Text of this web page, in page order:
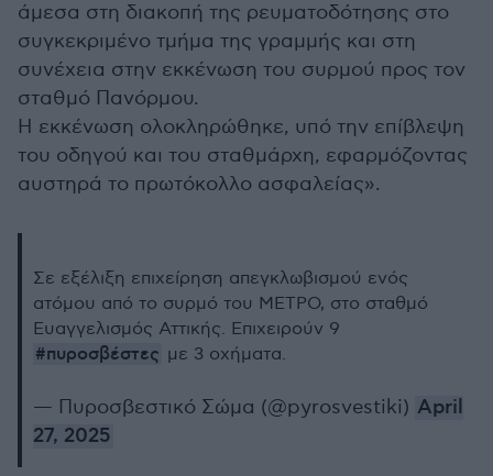
άμεσα στη διακοπή της ρευματοδότησης στο
συγκεκριμένο τμήμα της γραμμής και στη
συνέχεια στην εκκένωση του συρμού προς τον
σταθμό Πανόρμου.
Η εκκένωση ολοκληρώθηκε, υπό την επίβλεψη
του οδηγού και του σταθμάρχη, εφαρμόζοντας
αυστηρά το πρωτόκολλο ασφαλείας».
Σε εξέλιξη επιχείρηση απεγκλωβισμού ενός
ατόμου από το συρμό του ΜΕΤΡΟ, στο σταθμό
Ευαγγελισμός Αττικής. Επιχειρούν 9
#πυροσβέστες με 3 οχήματα.
— Πυροσβεστικό Σώμα (@pyrosvestiki) April
27, 2025